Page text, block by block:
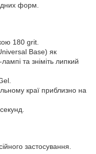
форм.
180 grit.
Base) як
та зніміть липкий
краї приблизно на
застосування.